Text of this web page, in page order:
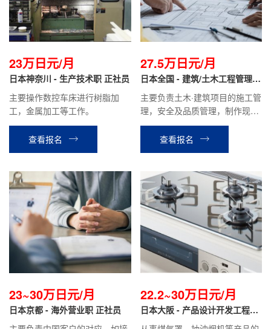
23万日元/月
日本神奈川 - 生产技术职 正社员
主要操作数控车床进行树脂加
工，金属加工等工作。
查看报名
27.5万日元/月
日本全国 - 建筑/土木工程管理
主要负责土木·建筑项目的施工管
理，安全及品质管理，制作现场
的施工计划书报价单、检查报告
等，材料分配管理等业务。
查看报名
23~30万日元/月
日本京都 - 海外营业职 正社员
22.2~30万日元/月
日本大阪 - 产品设计开发工程师